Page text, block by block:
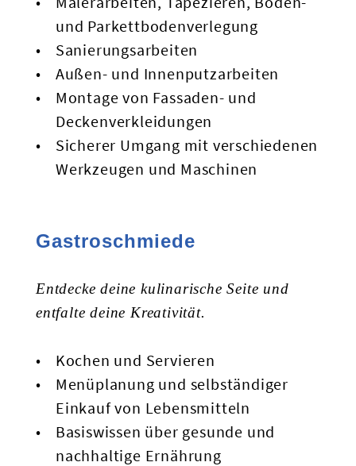
und Parkettbodenverlegung
Sanierungsarbeiten
Außen- und Innenputzarbeiten
Montage von Fassaden- und
Deckenverkleidungen
Sicherer Umgang mit verschiedenen
Werkzeugen und Maschinen
Gastroschmiede
Entdecke deine kulinarische Seite und
entfalte deine Kreativität.
Kochen und Servieren
Menüplanung und selbständiger
Einkauf von Lebensmitteln
Basiswissen über gesunde und
nachhaltige Ernährung